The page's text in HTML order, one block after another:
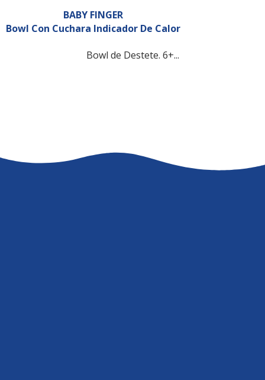
BABY FINGER
Bowl Con Cuchara Indicador De Calor
Bowl de Destete. 6+...